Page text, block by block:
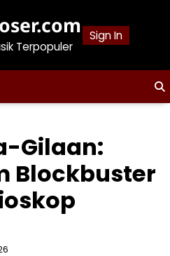
Terpopuler
Sign In
Gilaan:
Blockbuster